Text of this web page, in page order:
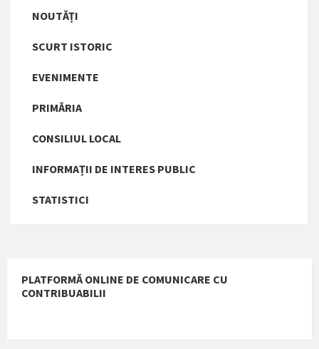
NOUTĂȚI
SCURT ISTORIC
EVENIMENTE
PRIMĂRIA
CONSILIUL LOCAL
INFORMAȚII DE INTERES PUBLIC
STATISTICI
PLATFORMĂ ONLINE DE COMUNICARE CU
CONTRIBUABILII